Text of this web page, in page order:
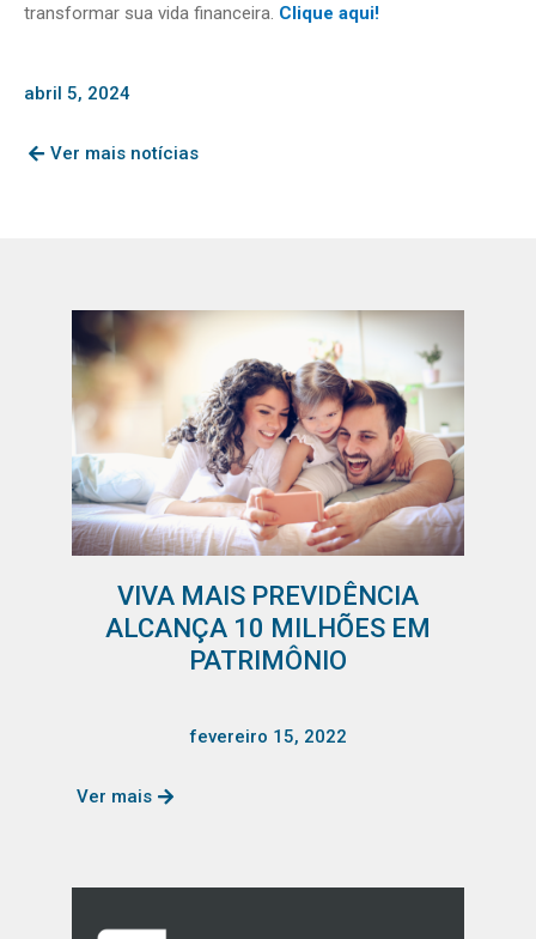
transformar sua vida financeira. Clique aqui!
abril 5, 2024
Ver mais notícias
VIVA MAIS PREVIDÊNCIA
ALCANÇA 10 MILHÕES EM
PATRIMÔNIO
fevereiro 15, 2022
Ver mais
PagePagePagePagePage